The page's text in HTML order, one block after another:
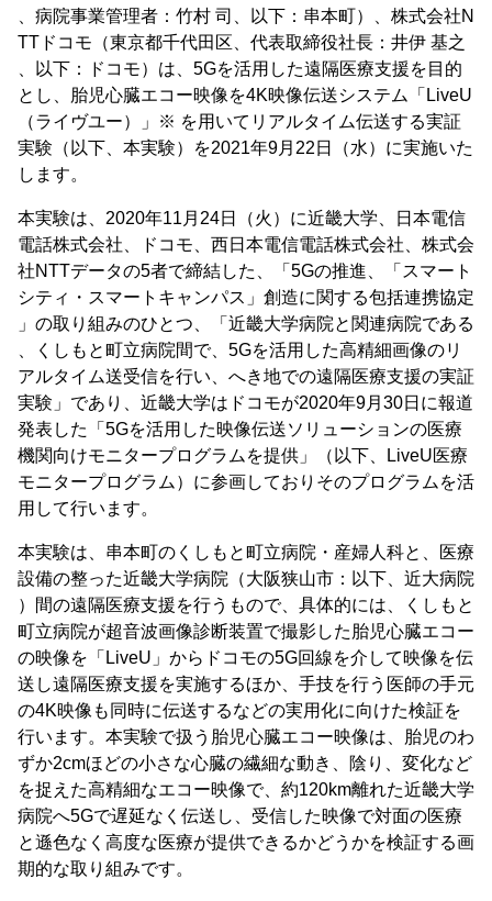
、病院事業管理者：竹村 司、以下：串本町）、株式会社N
TTドコモ（東京都千代田区、代表取締役社長：井伊 基之
、以下：ドコモ）は、5Gを活用した遠隔医療支援を目的
とし、胎児心臓エコー映像を4K映像伝送システム「LiveU
（ライヴユー）」※ を用いてリアルタイム伝送する実証
実験（以下、本実験）を2021年9月22日（水）に実施いた
します。
本実験は、2020年11月24日（火）に近畿大学、日本電信
電話株式会社、ドコモ、西日本電信電話株式会社、株式会
社NTTデータの5者で締結した、「5Gの推進、「スマート
シティ・スマートキャンパス」創造に関する包括連携協定
」の取り組みのひとつ、「近畿大学病院と関連病院である
、くしもと町立病院間で、5Gを活用した高精細画像のリ
アルタイム送受信を行い、へき地での遠隔医療支援の実証
実験」であり、近畿大学はドコモが2020年9月30日に報道
発表した「5Gを活用した映像伝送ソリューションの医療
機関向けモニタープログラムを提供」（以下、LiveU医療
モニタープログラム）に参画しておりそのプログラムを活
用して行います。
本実験は、串本町のくしもと町立病院・産婦人科と、医療
設備の整った近畿大学病院（大阪狭山市：以下、近大病院
）間の遠隔医療支援を行うもので、具体的には、くしもと
町立病院が超音波画像診断装置で撮影した胎児心臓エコー
の映像を「LiveU」からドコモの5G回線を介して映像を伝
送し遠隔医療支援を実施するほか、手技を行う医師の手元
の4K映像も同時に伝送するなどの実用化に向けた検証を
行います。本実験で扱う胎児心臓エコー映像は、胎児のわ
ずか2cmほどの小さな心臓の繊細な動き、陰り、変化など
を捉えた高精細なエコー映像で、約120km離れた近畿大学
病院へ5Gで遅延なく伝送し、受信した映像で対面の医療
と遜色なく高度な医療が提供できるかどうかを検証する画
期的な取り組みです。